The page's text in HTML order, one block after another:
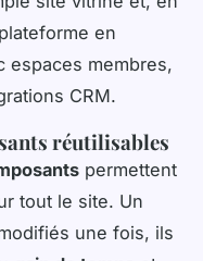
en
espaces membres,
CRM.
réutilisables
permettent
tout le site. Un
une fois, ils